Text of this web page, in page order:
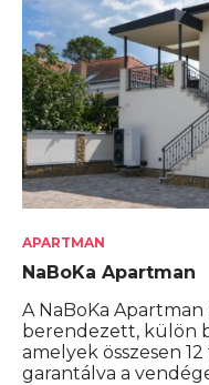
APARTMAN
NaBoKa Apartman
A NaBoKa
berendezett, külön
amelyek összesen
garantálva a